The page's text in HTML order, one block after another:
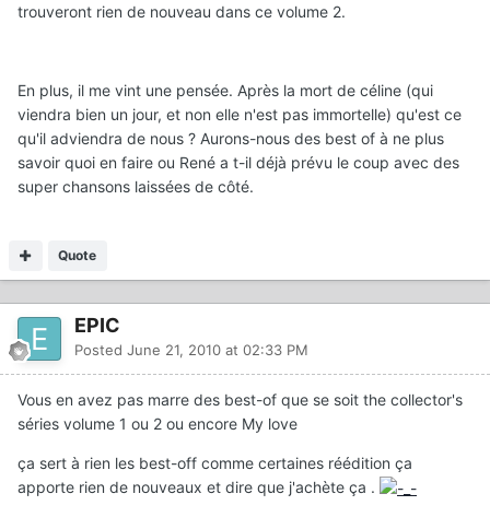
trouveront rien de nouveau dans ce volume 2.
En plus, il me vint une pensée. Après la mort de céline (qui
viendra bien un jour, et non elle n'est pas immortelle) qu'est ce
qu'il adviendra de nous ? Aurons-nous des best of à ne plus
savoir quoi en faire ou René a t-il déjà prévu le coup avec des
super chansons laissées de côté.
Quote
EPIC
Posted June 21, 2010 at 02:33 PM
Vous en avez pas marre des best-of que se soit the collector's
séries volume 1 ou 2 ou encore My love
ça sert à rien les best-off comme certaines réédition ça
apporte rien de nouveaux et dire que j'achète ça .